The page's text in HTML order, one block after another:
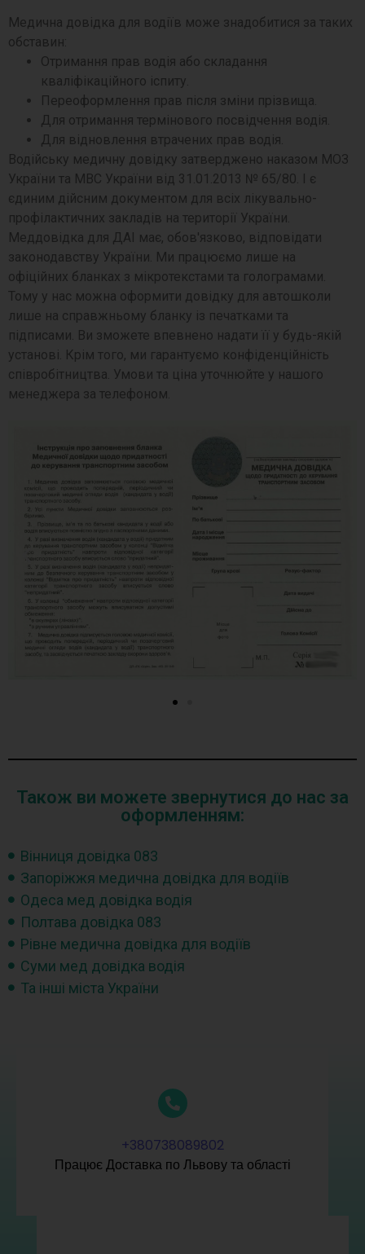
Медична довідка для водіїв може знадобитися за таких
обставин:
Отримання прав водія або складання
кваліфікаційного іспиту.
Переоформлення прав після зміни прізвища.
Для отримання термінового посвідчення водія.
Для відновлення втрачених прав водія.
Водійську медичну довідку затверджено наказом МОЗ
України та МВС України від 31.01.2013 № 65/80. І є
єдиним дійсним документом для всіх лікувально-
профілактичних закладів на території України.
Меддовідка для ДАІ має, обов'язково, відповідати
законодавству України. Ми працюємо лише на
офіційних бланках з мікротекстами та голограмами.
Тому у нас можна оформити довідку для автошколи
лише на справжньому бланку із печатками та
підписами. Ви зможете впевнено надати її у будь-якій
установі. Крім того, ми гарантуємо конфіденційність
співробітництва. Умови та ціна уточнюйте у нашого
менеджера за телефоном.
Також ви можете звернутися до нас за
оформленням:
Вінниця довідка 083
Запоріжжя медична довідка для водіїв
Одеса мед довідка водія
Полтава довідка 083
Рівне медична довідка для водіїв
Суми мед довідка водія
Та інші міста України
+380738089802
Працює Доставка по Львову та області